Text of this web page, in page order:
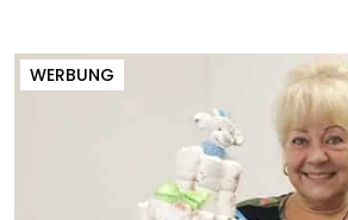
WERBUNG